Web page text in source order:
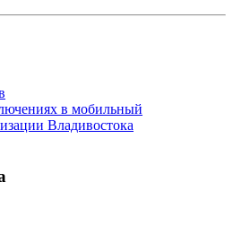
в мобильный
Владивостока